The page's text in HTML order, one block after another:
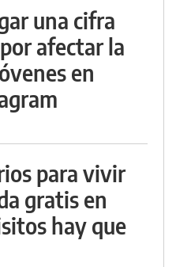
una cifra
afectar la
en
para vivir
gratis en
hay que